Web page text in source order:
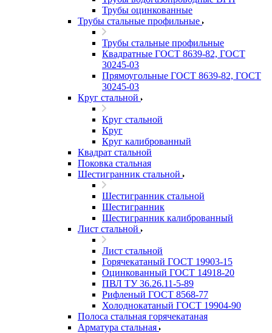
Трубы оцинкованные
Трубы стальные профильные
Трубы стальные профильные
Квадратные ГОСТ 8639-82, ГОСТ
30245-03
Прямоугольные ГОСТ 8639-82, ГОСТ
30245-03
Круг стальной
Круг стальной
Круг
Круг калиброванный
Квадрат стальной
Поковка стальная
Шестигранник стальной
Шестигранник стальной
Шестигранник
Шестигранник калиброванный
Лист стальной
Лист стальной
Горячекатаный ГОСТ 19903-15
Оцинкованный ГОСТ 14918-20
ПВЛ ТУ 36.26.11-5-89
Рифленый ГОСТ 8568-77
Холоднокатаный ГОСТ 19904-90
Полоса стальная горячекатаная
Арматура стальная